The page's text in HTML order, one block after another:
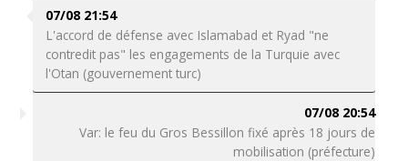
07/08 21:54
L'accord de défense avec Islamabad et Ryad "ne
contredit pas" les engagements de la Turquie avec
l'Otan (gouvernement turc)
07/08 20:54
Var: le feu du Gros Bessillon fixé après 18 jours de
mobilisation (préfecture)